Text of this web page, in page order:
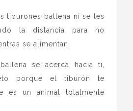
tiburones ballena ni se les
la distancia para no
se alimentan
se acerca hacia ti,
porque el tiburón te
es un animal totalmente